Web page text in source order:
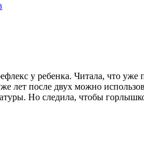
у ребенка. Читала, что уже
лет после двух можно
Но следила, чтобы